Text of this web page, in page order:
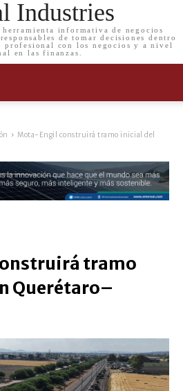
Industries
informativa de negocios
de tomar decisiones dentro
profesional con los negocios y a nivel
en las finanzas.
Mota-Engil construirá tramo inicial del
tramo
Querétaro–